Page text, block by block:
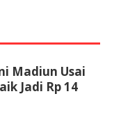
Madiun Usai
Jadi Rp 14